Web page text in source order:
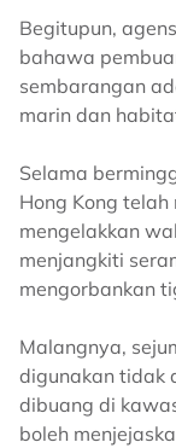
Begitupun,
bahawa
sembarangan
marin dan
Selama
Hong Kong
mengelakkan
menjangkiti
mengorbankan
Malangnya,
digunakan tidak
dibuang di
boleh